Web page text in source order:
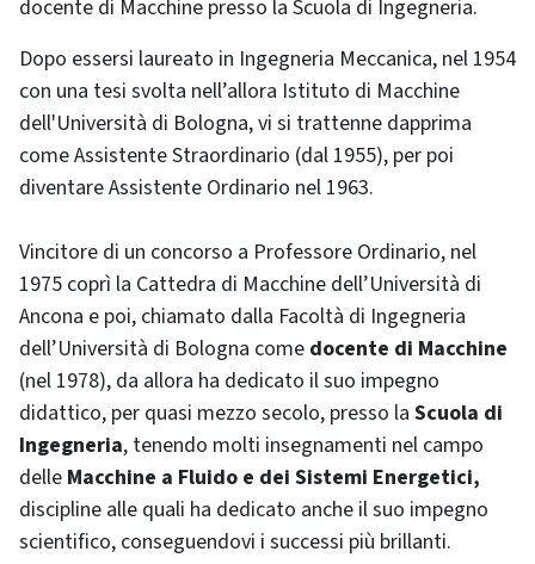
docente di Macchine presso la Scuola di Ingegneria.
Dopo essersi laureato in Ingegneria Meccanica, nel 1954
con una tesi svolta nell’allora Istituto di Macchine
dell'Università di Bologna, vi si trattenne dapprima
come Assistente Straordinario (dal 1955), per poi
diventare Assistente Ordinario nel 1963.
Vincitore di un concorso a Professore Ordinario, nel
1975 coprì la Cattedra di Macchine dell’Università di
Ancona e poi, chiamato dalla Facoltà di Ingegneria
dell’Università di Bologna come docente di Macchine
(nel 1978), da allora ha dedicato il suo impegno
didattico, per quasi mezzo secolo, presso la Scuola di
Ingegneria, tenendo molti insegnamenti nel campo
delle Macchine a Fluido e dei Sistemi Energetici,
discipline alle quali ha dedicato anche il suo impegno
scientifico, conseguendovi i successi più brillanti.